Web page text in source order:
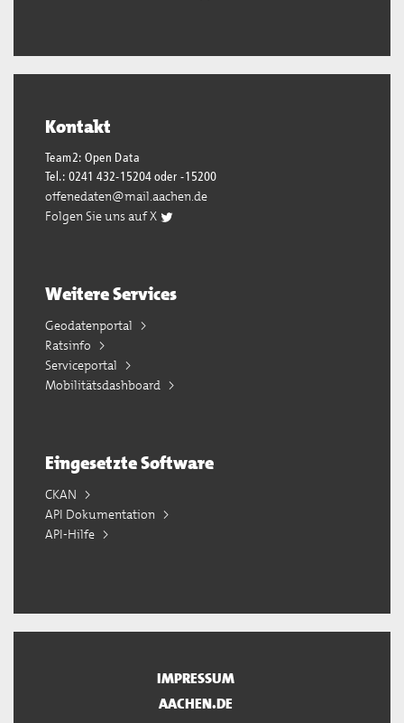
Kontakt
Team2: Open Data
Tel.: 0241 432-15204 oder -15200
offenedaten@mail.aachen.de
Folgen Sie uns auf X
Weitere Services
Geodatenportal
Ratsinfo
Serviceportal
Mobilitätsdashboard
Eingesetzte Software
CKAN
API Dokumentation
API-Hilfe
IMPRESSUM
AACHEN.DE